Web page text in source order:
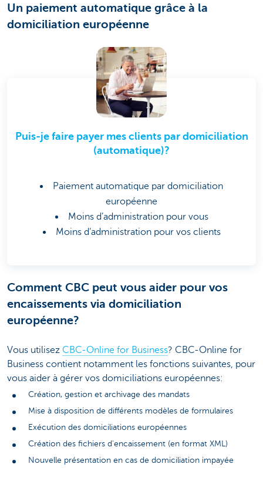
Un paiement automatique grâce à la
domiciliation européenne
Puis-je faire payer mes clients par domiciliation
(automatique)?
Paiement automatique par domiciliation
européenne
Moins d’administration pour vous
Moins d’administration pour vos clients
Comment CBC peut vous aider pour vos
encaissements via domiciliation
européenne?
Vous utilisez CBC-Online for Business? CBC-Online for
Business contient notamment les fonctions suivantes, pour
vous aider à gérer vos domiciliations européennes:
Création, gestion et archivage des mandats
Mise à disposition de différents modèles de formulaires
Exécution des domiciliations européennes
Création des fichiers d'encaissement (en format XML)
Nouvelle présentation en cas de domiciliation impayée